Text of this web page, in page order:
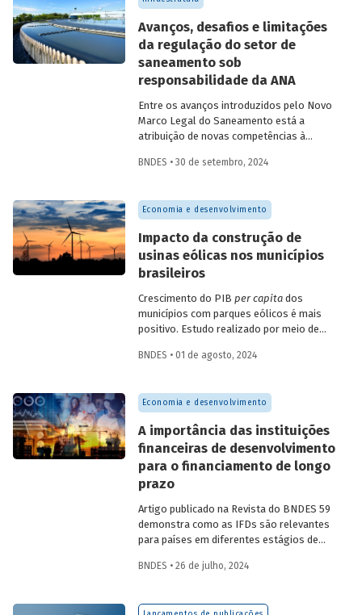
Avanços, desafios e limitações
da regulação do setor de
saneamento sob
responsabilidade da ANA
Entre os avanços introduzidos pelo Novo
Marco Legal do Saneamento está a
atribuição de novas competências à
Básico (ANA) para regularização do setor.
desafios desse percurso e a importância
de superá-los.
BNDES • 30 de setembro, 2024
Economia e desenvolvimento
Impacto da construção de
usinas eólicas nos municípios
brasileiros
Crescimento do PIB per capitados
municípios com parques eólicos é mais
positivo. Estudo realizado por meio de
resultados mais significativos dois a três
dispersão posterior.
BNDES • 01 de agosto, 2024
Economia e desenvolvimento
A importância das instituições
financeiras de desenvolvimento
para o financiamento de longo
prazo
Artigo publicado na Revista do BNDES 59
demonstra como as IFDs são relevantes
para países em diferentes estágios de
de estabilidade quanto nos de crise
para o desenvolvimento sustentável.
BNDES • 26 de julho, 2024